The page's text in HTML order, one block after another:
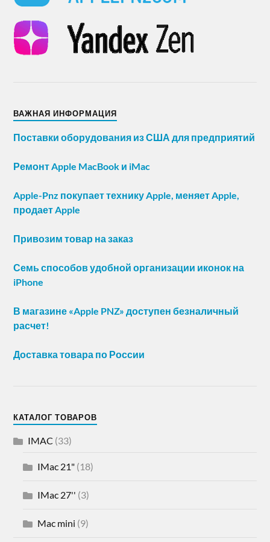
ВАЖНАЯ ИНФОРМАЦИЯ
Поставки оборудования из США для предприятий
Ремонт Apple MacBook и iMac
Apple-Pnz покупает технику Apple, меняет Apple,
продает Apple
Привозим товар на заказ
Семь способов удобной организации иконок на
iPhone
В магазине «Apple PNZ» доступен безналичный
расчет!
Доставка товара по России
КАТАЛОГ ТОВАРОВ
IMAC (33)
IMac 21" (18)
IMac 27'' (3)
Mac mini (9)